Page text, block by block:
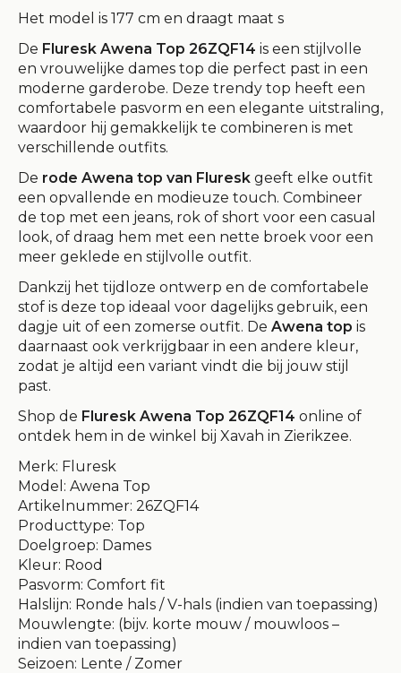
Het model is 177 cm en draagt maat s
De Fluresk Awena Top 26ZQF14 is een stijlvolle
en vrouwelijke dames top die perfect past in een
moderne garderobe. Deze trendy top heeft een
comfortabele pasvorm en een elegante uitstraling,
waardoor hij gemakkelijk te combineren is met
verschillende outfits.
De rode Awena top van Fluresk geeft elke outfit
een opvallende en modieuze touch. Combineer
de top met een jeans, rok of short voor een casual
look, of draag hem met een nette broek voor een
meer geklede en stijlvolle outfit.
Dankzij het tijdloze ontwerp en de comfortabele
stof is deze top ideaal voor dagelijks gebruik, een
dagje uit of een zomerse outfit. De Awena top is
daarnaast ook verkrijgbaar in een andere kleur,
zodat je altijd een variant vindt die bij jouw stijl
past.
Shop de Fluresk Awena Top 26ZQF14 online of
ontdek hem in de winkel bij Xavah in Zierikzee.
Merk: Fluresk
Model: Awena Top
Artikelnummer: 26ZQF14
Producttype: Top
Doelgroep: Dames
Kleur: Rood
Pasvorm: Comfort fit
Halslijn: Ronde hals / V-hals (indien van toepassing)
Mouwlengte: (bijv. korte mouw / mouwloos –
indien van toepassing)
Seizoen: Lente / Zomer